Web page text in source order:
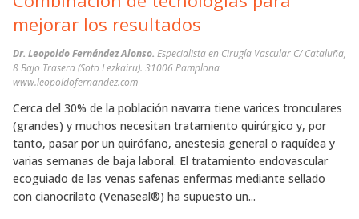
mejorar los resultados
Dr. Leopoldo Fernández Alonso. Especialista en Cirugía Vascular C/ Cataluña,
8 Bajo Trasera (Soto Lezkairu). 31006 Pamplona
www.leopoldofernandez.com
Cerca del 30% de la población navarra tiene varices tronculares
(grandes) y muchos necesitan tratamiento quirúrgico y, por
tanto, pasar por un quirófano, anestesia general o raquídea y
varias semanas de baja laboral. El tratamiento endovascular
ecoguiado de las venas safenas enfermas mediante sellado
con cianocrilato (Venaseal®) ha supuesto un...